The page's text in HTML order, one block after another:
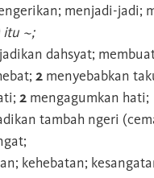
menjadi-jadi;
itu ~;
dahsyat;
2 menyebabkan
2 mengagumkan hati;
tambah ngeri
kehebatan;